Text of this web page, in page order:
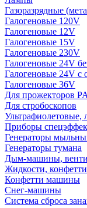
Газоразрядные
Галогеновые 120V
Галогеновые 12V
Галогеновые 15V
Галогеновые 230V
Галогеновые 24V
Галогеновые 24V с
Галогеновые 36V
Для прожекторов
Для стробоскопов
Приборы
Генераторы
Генераторы тумана
Дым-машины,
Жидкости, конфетти
Конфетти машины
Снег-машины
Система сброса